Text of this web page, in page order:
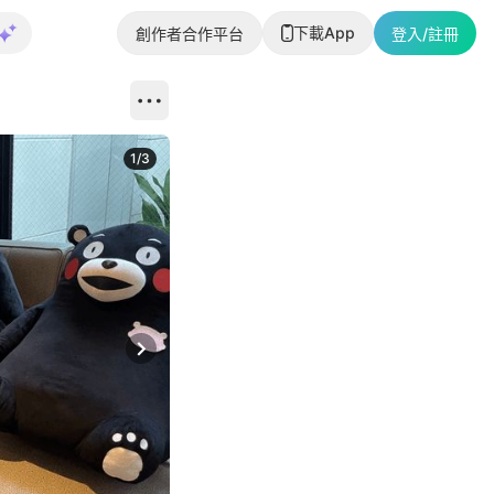
創作者合作平台 下載App 登入/註冊
Next slide
1/3